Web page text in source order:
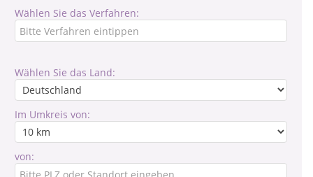
Wählen Sie das Verfahren:
Wählen Sie das Land:
Im Umkreis von:
von: